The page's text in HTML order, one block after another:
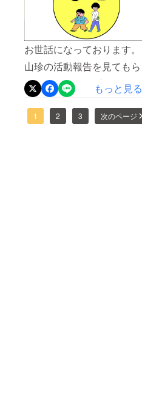
ンしてから1ヵ月が経過しま
した！メディアやInstagram
を始めたくさんの方がこの
店舗を知ってくださり、ご
購入をいただき無人販売所
かったなと痛感していま
は達成できたので、ネクス
トゴールの100万円に挑戦し
ております！最後まで頑張
りますので、応援のほど何
卒よろしくお願いいたしま
す。
お世話になっております。
山珍の活動報告を見てもら
いありがとうございます。
先日の話になりますが、山
珍に空気階段さんが取材に
もっと見る
1 2 3 次のページ